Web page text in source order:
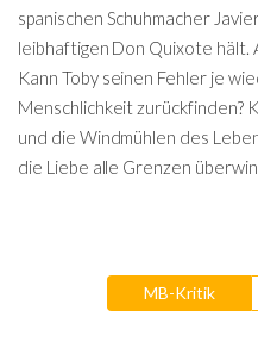
spanischen Schuhmacher
leibhaftigen Don Quixote hält.
Kann Toby seinen Fehler je
Menschlichkeit zurückfinden?
und die Windmühlen des
die Liebe alle Grenzen
MB-Kritik